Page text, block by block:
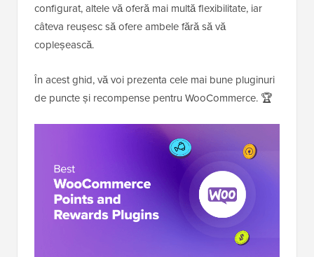
configurat, altele vă oferă mai multă flexibilitate, iar
câteva reușesc să ofere ambele fără să vă
copleșească.
În acest ghid, vă voi prezenta cele mai bune pluginuri
de puncte și recompense pentru WooCommerce. 🏆